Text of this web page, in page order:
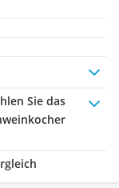
Sie das